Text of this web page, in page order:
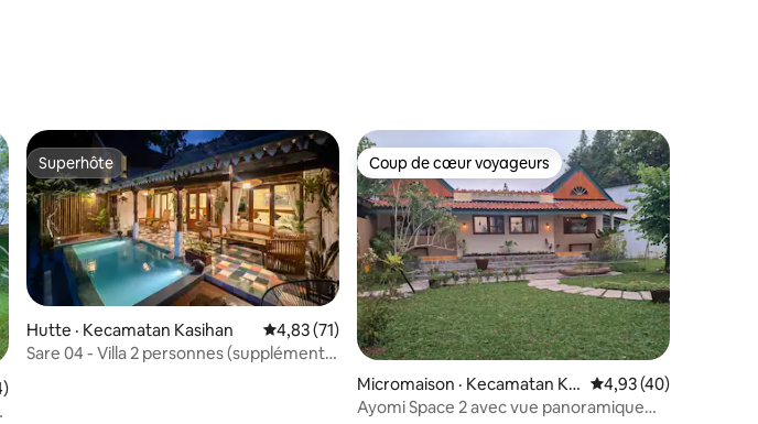
de 5 sur 5, 14 commentaires
Superhôte
Superhôte
Hutte · Kecamatan Kasihan Note moyenne de 4,83 sur 5, 71 commentaires
4,83 (71)
Sare 04 - Villa 2 personnes (supplément
Coup de cœur voyageurs
Coup de cœur voyageurs
Micromaison · Kecamatan Ka
sihan
Note moyenne de
4,93 (40)
Ayomi Space 2 avec vue panoramique